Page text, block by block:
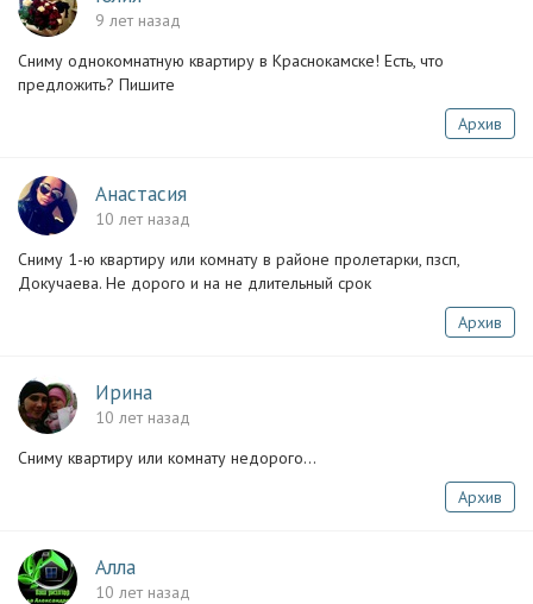
9 лет назад
Сниму однокомнатную квартиру в Краснокамске! Есть, что
предложить? Пишите
Архив
Анастасия
10 лет назад
Сниму 1-ю квартиру или комнату в районе пролетарки, пзсп,
Докучаева. Не дорого и на не длительный срок
Архив
Ирина
10 лет назад
Сниму квартиру или комнату недорого...
Архив
Алла
10 лет назад